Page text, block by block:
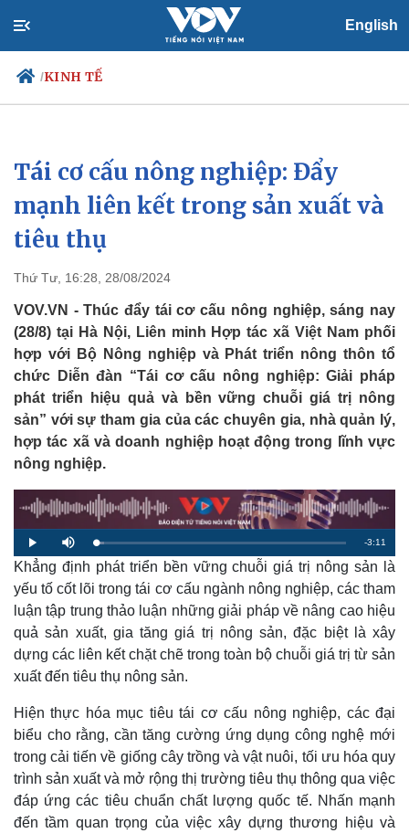
English
/KINH TẾ
Chính trị
Tổ chức nhân sự
Quốc hội
Nhận diện sự thật
Xã hội
Dự báo thời tiết
Tái cơ cấu nông nghiệp: Đẩy
mạnh liên kết trong sản xuất và
tiêu thụ
Thứ Tư, 16:28, 28/08/2024
VOV.VN - Thúc đẩy tái cơ cấu nông nghiệp, sáng nay
(28/8) tại Hà Nội, Liên minh Hợp tác xã Việt Nam phối
hợp với Bộ Nông nghiệp và Phát triển nông thôn tổ
chức Diễn đàn “Tái cơ cấu nông nghiệp: Giải pháp
phát triển hiệu quả và bền vững chuỗi giá trị nông
sản” với sự tham gia của các chuyên gia, nhà quản lý,
hợp tác xã và doanh nghiệp hoạt động trong lĩnh vực
nông nghiệp.
P
l
a
y
M
u
t
e
L
o
a
d
e
d
3
.
2
0
R
e
i
g
-3:11
Khẳng định phát triển bền vững chuỗi giá trị nông sản là
yếu tố cốt lõi trong tái cơ cấu ngành nông nghiệp, các tham
luận tập trung thảo luận những giải pháp về nâng cao hiệu
quả sản xuất, gia tăng giá trị nông sản, đặc biệt là xây
dựng các liên kết chặt chẽ trong toàn bộ chuỗi giá trị từ sản
xuất đến tiêu thụ nông sản.
Hiện thực hóa mục tiêu tái cơ cấu nông nghiệp, các đại
biểu cho rằng, cần tăng cường ứng dụng công nghệ mới
trong cải tiến về giống cây trồng và vật nuôi, tối ưu hóa quy
trình sản xuất và mở rộng thị trường tiêu thụ thông qua việc
đáp ứng các tiêu chuẩn chất lượng quốc tế. Nhấn mạnh
đến tầm quan trọng của việc xây dựng thương hiệu và